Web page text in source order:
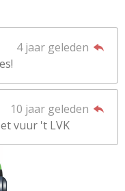
4 jaar geleden
10 jaar geleden
vuur 't LVK